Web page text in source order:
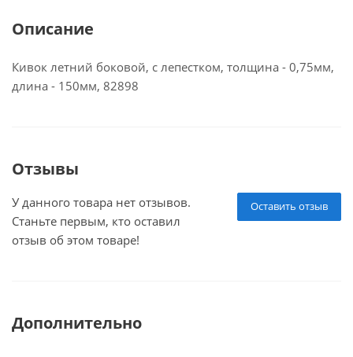
Описание
Кивок летний боковой, с лепестком, толщина - 0,75мм,
длина - 150мм, 82898
Отзывы
Оставить отзыв
У данного товара нет отзывов.
Станьте первым, кто оставил
отзыв об этом товаре!
Дополнительно